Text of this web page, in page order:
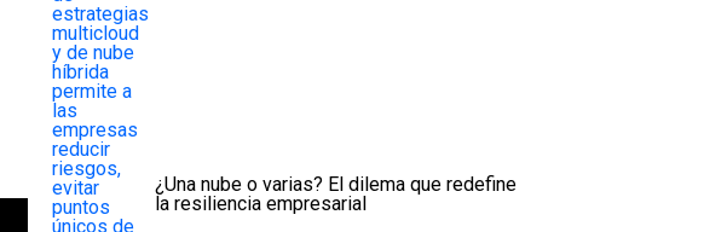
¿Una nube o varias? El dilema que redefine
la resiliencia empresarial